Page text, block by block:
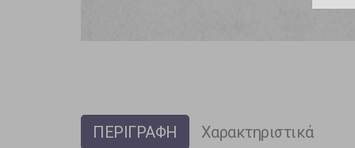
ΠΕΡΙΓΡΑΦΗ Χαρακτηριστικά